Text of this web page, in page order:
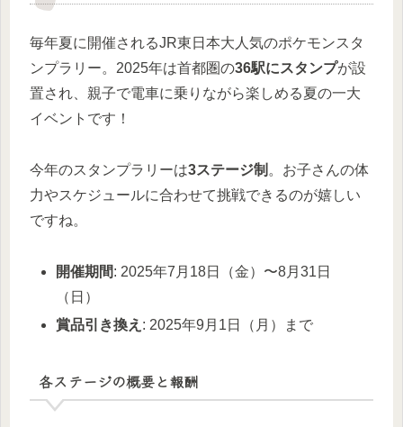
毎年夏に開催されるJR東日本大人気のポケモンスタ
ンプラリー。2025年は首都圏の36駅にスタンプが設
置され、親子で電車に乗りながら楽しめる夏の一大
イベントです！
今年のスタンプラリーは3ステージ制 。お子さんの体
力やスケジュールに合わせて挑戦できるのが嬉しい
ですね。
開催期間: 2025年7月18日（金）〜8月31日
（日）
賞品引き換え : 2025年9月1日（月）まで
各ステージの概要と報酬